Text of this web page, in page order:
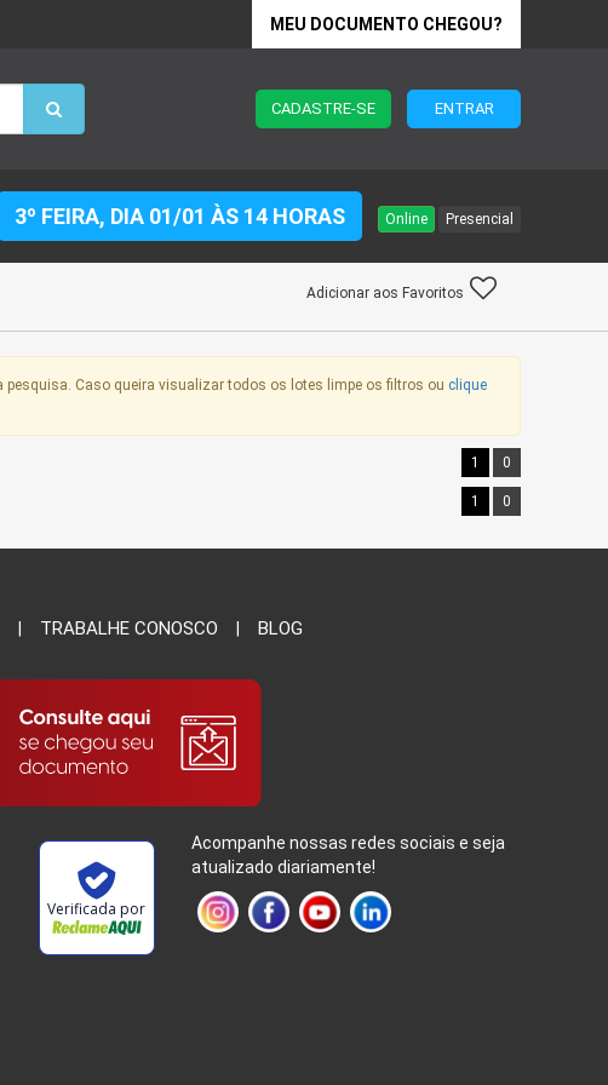
MEU DOCUMENTO CHEGOU?
CADASTRE-SE ENTRAR
3º FEIRA, DIA 01/01 ÀS 14 HORAS Online Presencial
Adicionar aos Favoritos
Caso queira visualizar todos os lotes limpe os filtros ou clique
1 0
1 0
TRABALHE CONOSCO BLOG
Verificada por
Acompanhe nossas redes sociais e seja
atualizado diariamente!